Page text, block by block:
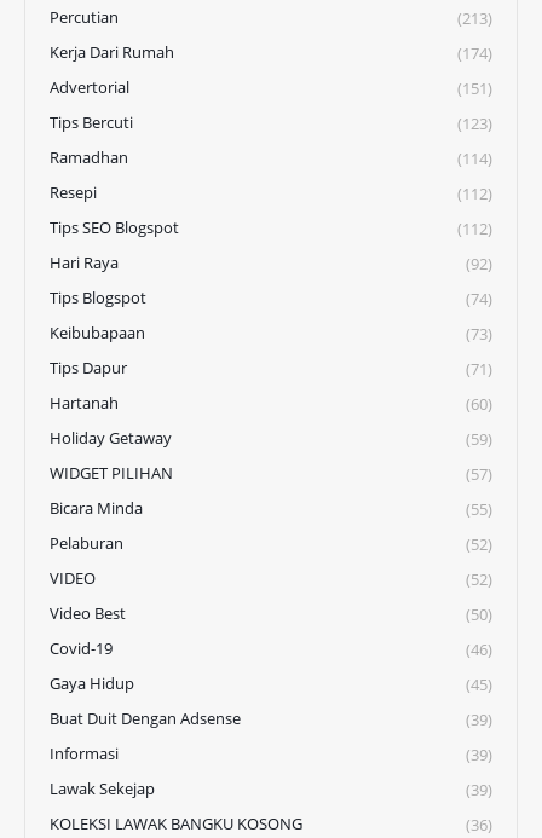
Percutian
(213)
Kerja Dari Rumah
(174)
Advertorial
(151)
Tips Bercuti
(123)
Ramadhan
(114)
Resepi
(112)
Tips SEO Blogspot
(112)
Hari Raya
(92)
Tips Blogspot
(74)
Keibubapaan
(73)
Tips Dapur
(71)
Hartanah
(60)
Holiday Getaway
(59)
WIDGET PILIHAN
(57)
Bicara Minda
(55)
Pelaburan
(52)
VIDEO
(52)
Video Best
(50)
Covid-19
(46)
Gaya Hidup
(45)
Buat Duit Dengan Adsense
(39)
Informasi
(39)
Lawak Sekejap
(39)
KOLEKSI LAWAK BANGKU KOSONG
(36)